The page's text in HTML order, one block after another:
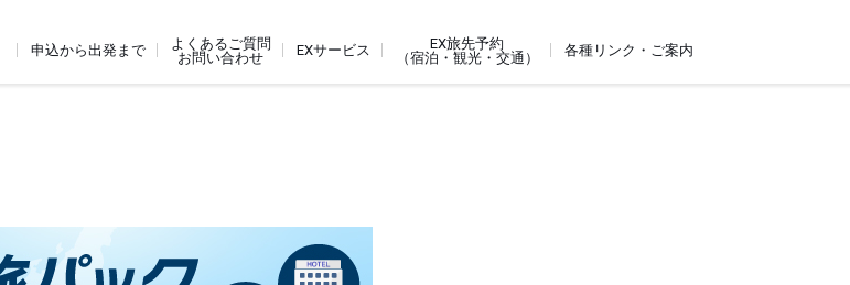
申込から出発まで
よくあるご質問
お問い合わせ
EXサービス
EX旅先予約
（宿泊・観光・交通）
各種リンク・ご案内